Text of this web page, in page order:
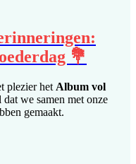
💐
plezier het Album vol
we samen met onze
gemaakt.